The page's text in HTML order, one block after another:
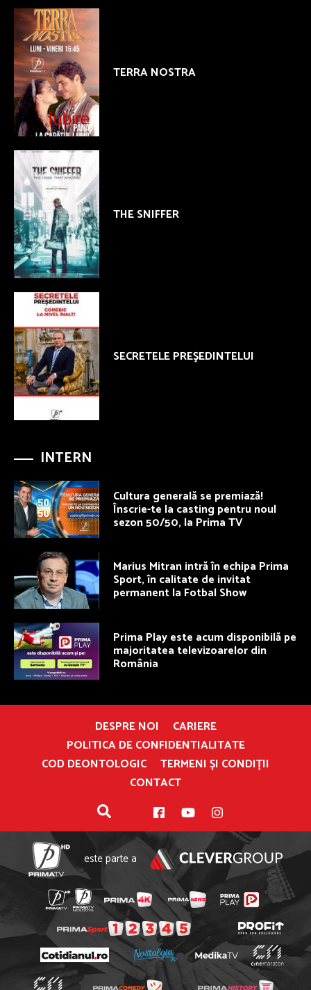
TERRA NOSTRA
THE SNIFFER
SECRETELE PREŞEDINTELUI
INTERN
Cultura generală se premiază!
Înscrie-te la casting pentru noul
sezon 50/50, la Prima TV
Marius Mitran intră în echipa Prima
Sport, în calitate de invitat
permanent la Fotbal Show
Prima Play este acum disponibilă pe
majoritatea televizoarelor din
România
DESPRE NOI
CARIERE
POLITICA DE CONFIDENTIALITATE
COD DEONTOLOGIC
TERMENI ȘI CONDIȚII
CONTACT
este parte a